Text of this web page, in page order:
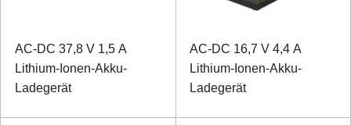
AC-DC 37,8 V 1,5 A
Lithium-Ionen-Akku-
Ladegerät
AC-DC 16,7 V 4,4 A
Lithium-Ionen-Akku-
Ladegerät